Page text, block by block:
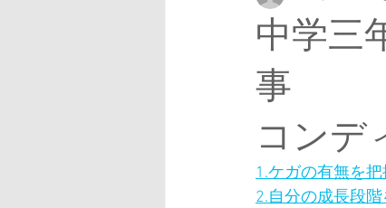
スポーツ貧血
SMART TOOL サッカー
中学三
事
コンデ
1.ケガの有無を把
2.自分の成長段階